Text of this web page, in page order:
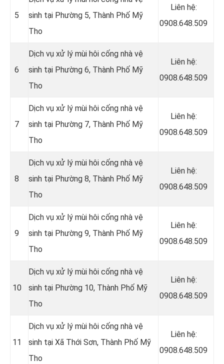
5
sinh tại Phường 5, Thành Phố Mỹ
Tho
Liên hệ:
0908.648.509
6
Dịch vụ xử lý mùi hôi cống nhà vệ
sinh tại Phường 6, Thành Phố Mỹ
Tho
Liên hệ:
0908.648.509
7
Dịch vụ xử lý mùi hôi cống nhà vệ
sinh tại Phường 7, Thành Phố Mỹ
Tho
Liên hệ:
0908.648.509
8
Dịch vụ xử lý mùi hôi cống nhà vệ
sinh tại Phường 8, Thành Phố Mỹ
Tho
Liên hệ:
0908.648.509
9
Dịch vụ xử lý mùi hôi cống nhà vệ
sinh tại Phường 9, Thành Phố Mỹ
Tho
Liên hệ:
0908.648.509
10
Dịch vụ xử lý mùi hôi cống nhà vệ
sinh tại Phường 10, Thành Phố Mỹ
Tho
Liên hệ:
0908.648.509
11
Dịch vụ xử lý mùi hôi cống nhà vệ
sinh tại Xã Thới Sơn, Thành Phố Mỹ
Tho
Liên hệ:
0908.648.509